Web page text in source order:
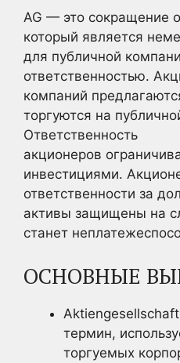
AG — это сокращение
который является
для публичной
ответственностью.
компаний
торгуются на
Ответственность
акционеров
инвестициями.
ответственности за
активы защищены на
станет
ОСНОВНЫЕ
термин,
торгуемых